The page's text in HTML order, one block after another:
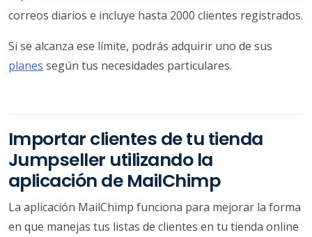
correos diarios e incluye hasta 2000 clientes registrados.
Si se alcanza ese límite, podrás adquirir uno de sus
planes según tus necesidades particulares.
Importar clientes de tu tienda
Jumpseller utilizando la
aplicación de MailChimp
La aplicación MailChimp funciona para mejorar la forma
en que manejas tus listas de clientes en tu tienda online